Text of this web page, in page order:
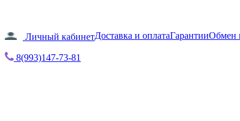
Личный кабинетДоставка и оплатаГарантииОбмен
8(993)147-73-81